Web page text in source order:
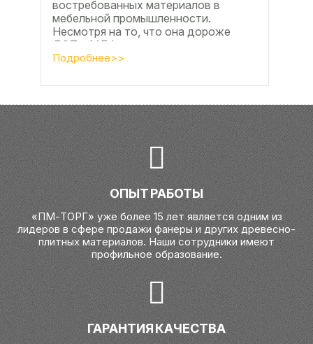
востребованных материалов в
мебельной промышленности.
Несмотря на то, что она дороже
ДСП и МДФ , ее очень часто
используют для изготовления...
Подробнее>>
ОПЫТ РАБОТЫ
«ПМ-ТОРГ» уже более 15 лет является одним из
лидеров в сфере продажи фанеры и других древесно-
плитных материалов. Наши сотрудники имеют
профильное образование.
ГАРАНТИЯ КАЧЕСТВА